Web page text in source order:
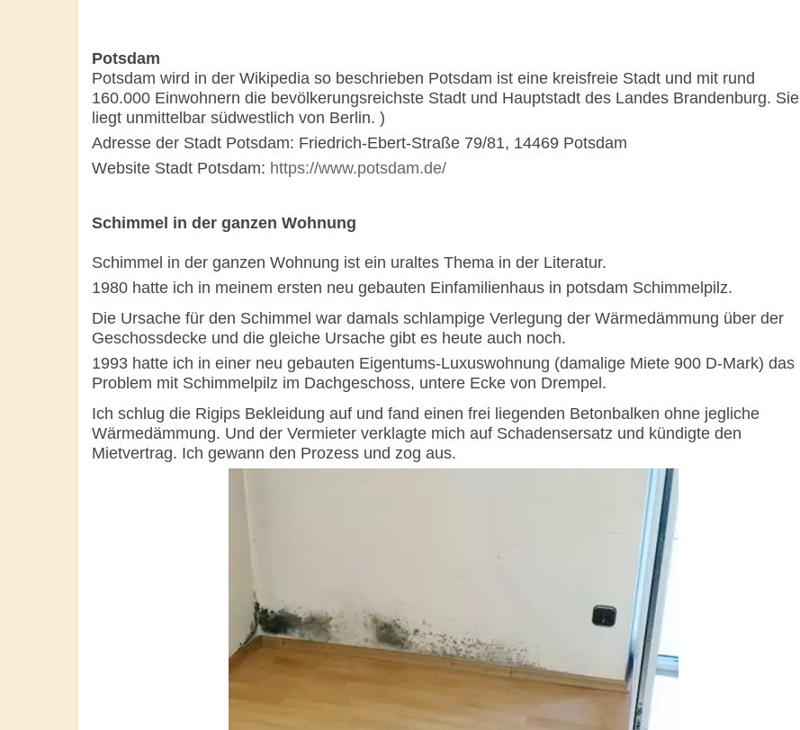
Potsdam
Potsdam wird in der Wikipedia so beschrieben Potsdam ist eine kreisfreie Stadt und mit rund
160.000 Einwohnern die bevölkerungsreichste Stadt und Hauptstadt des Landes Brandenburg. Sie
liegt unmittelbar südwestlich von Berlin. )
Adresse der Stadt Potsdam: Friedrich-Ebert-Straße 79/81, 14469 Potsdam
Website Stadt Potsdam: https://www.potsdam.de/
Schimmel in der ganzen Wohnung
Schimmel in der ganzen Wohnung ist ein uraltes Thema in der Literatur.
1980 hatte ich in meinem ersten neu gebauten Einfamilienhaus in potsdam Schimmelpilz.
Die Ursache für den Schimmel war damals schlampige Verlegung der Wärmedämmung über der
Geschossdecke und die gleiche Ursache gibt es heute auch noch.
1993 hatte ich in einer neu gebauten Eigentums-Luxuswohnung (damalige Miete 900 D-Mark) das
Problem mit Schimmelpilz im Dachgeschoss, untere Ecke von Drempel.
Ich schlug die Rigips Bekleidung auf und fand einen frei liegenden Betonbalken ohne jegliche
Wärmedämmung. Und der Vermieter verklagte mich auf Schadensersatz und kündigte den
Mietvertrag. Ich gewann den Prozess und zog aus.